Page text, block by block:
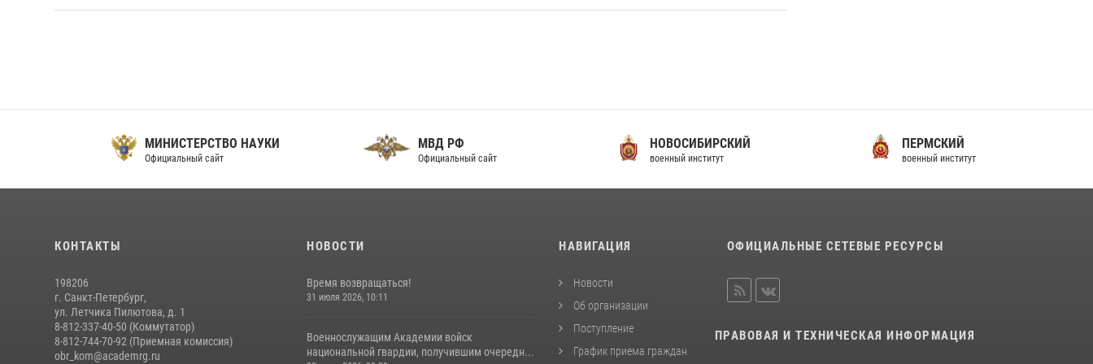
МИНИСТЕРСТВО НАУКИ
Официальный сайт
МВД РФ
Официальный сайт
НОВОСИБИРСКИЙ
военный институт
ПЕРМСКИЙ
военный институт
КОНТАКТЫ
198206
г. Санкт-Петербург,
ул. Летчика Пилютова, д. 1
8-812-337-40-50 (Коммутатор)
8-812-744-70-92 (Приемная комиссия)
obr_kom@academrg.ru
НОВОСТИ
Время возвращаться!
31 июля 2026, 10:11
Военнослужащим Академии войск
национальной гвардии, получившим очередн...
НАВИГАЦИЯ
Новости
Об организации
Поступление
График приема граждан
ОФИЦИАЛЬНЫЕ СЕТЕВЫЕ РЕСУРСЫ
ПРАВОВАЯ И ТЕХНИЧЕСКАЯ ИНФОРМАЦИЯ